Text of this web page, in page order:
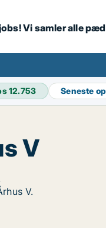
Vi samler alle
12.753 Seneste
V
V.